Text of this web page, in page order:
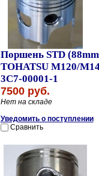
Поршень STD
TOHATSU M120/
3C7-00001-1
7500 руб.
Нет на складе
Уведомить о поступлении
Сравнить